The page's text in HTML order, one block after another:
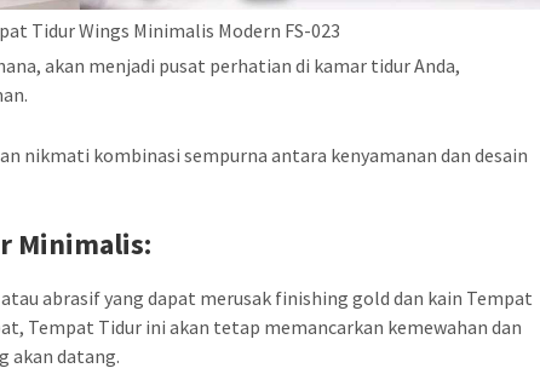
Tidur Wings Minimalis Modern FS-023
akan menjadi pusat perhatian di kamar tidur Anda,
nikmati kombinasi sempurna antara kenyamanan dan desain
Minimalis:
abrasif yang dapat merusak finishing gold dan kain Tempat
Tempat Tidur ini akan tetap memancarkan kemewahan dan
akan datang.